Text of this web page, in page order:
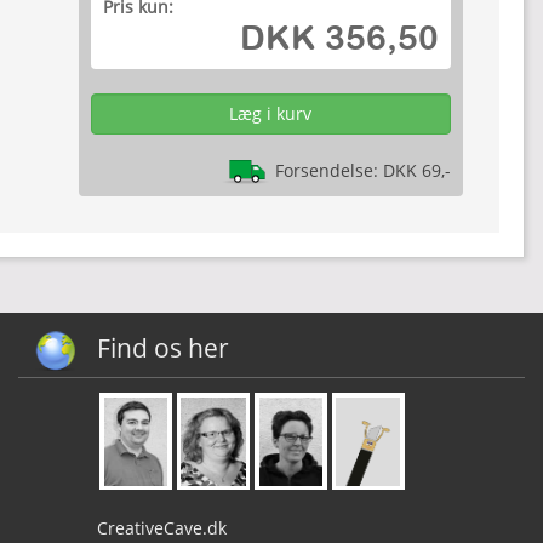
Pris kun:
DKK 356,50
Forsendelse: DKK 69,-
Find os her
CreativeCave.dk